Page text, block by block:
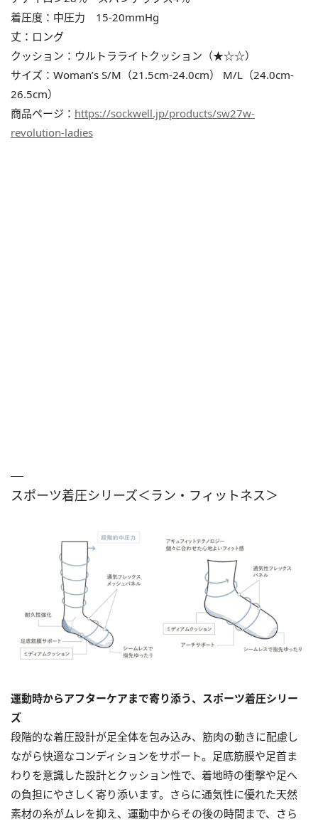
着圧度：中圧力 15-20mmHg
丈：ロング
クッション：ウルトラライトクッション（★☆☆）
サイズ：Woman’s S/M（21.5cm-24.0cm） M/L（24.0cm-
26.5cm）
商品ページ： https://sockwell.jp/products/sw27w-
revolution-ladies
スポーツ着圧シリーズ＜ラン・フィットネス＞
運動時からアフターケアまで寄り添う、スポーツ着圧シリー
ズ
段階的な着圧設計が足全体を包み込み、筋肉の動きに配慮し
ながら快適なコンディションをサポート。足底筋膜や足首ま
わりを意識した設計とクッション性で、着地時の衝撃や足へ
の負担にやさしく寄り添います。さらに通気性に優れた天然
素材の糸がムレを抑え、運動中からその後の時間まで、さら